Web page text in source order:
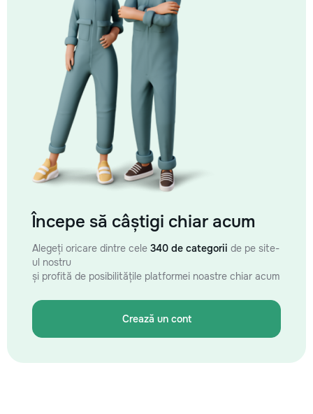
Începe să câștigi chiar acum
Alegeți oricare dintre cele 340 de categorii de pe site-
ul nostru
și profită de posibilitățile platformei noastre chiar acum
Crează un cont